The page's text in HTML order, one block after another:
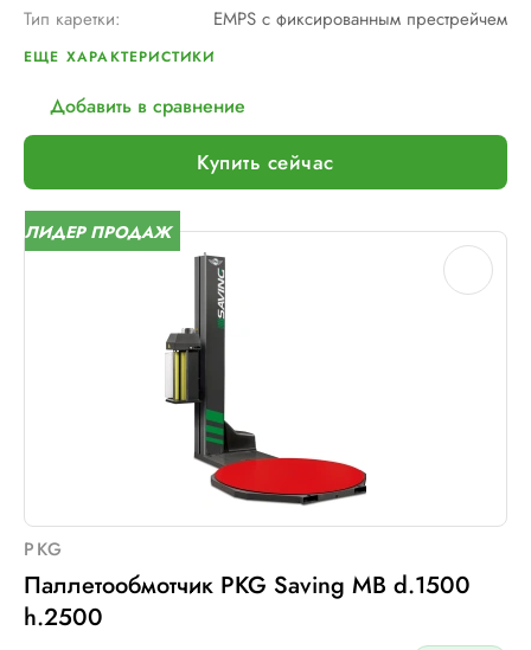
Тип каретки:
EMPS с фиксированным престрейчем
Скорость обмотки:
Мин. размер паллет, мм:
Тип питания:
220В
Макс. вес рулона с пленкой, кг:
16
Макс. внеш. диаметр рулона с пленкой, мм:
Шир. рулона с пленкой, мм:
500
Макс. грузоподъемность, кг:
2000 (Опция: 3000 )
Электрическое подключение:
Установленная мощность::
ЕЩЕ ХАРАКТЕРИСТИКИ
Добавить в сравнение
Купить сейчас
ЛИДЕР ПРОДАЖ
PKG
Паллетообмотчик PKG Saving MB d.1500
h.2500